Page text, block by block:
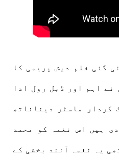
میں بنائی گئی فلم دیش پریمی کا
نے اہم اور ڈبل رول ادا
کردار ماسٹر دیناناتھ
ہیں اس نغمہ کو محمد
یہ نغمہ آنند بخشی کے